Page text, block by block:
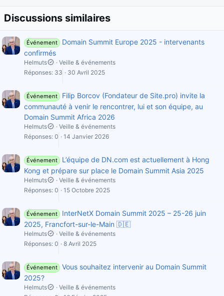
Discussions similaires
Événement
Domain Summit Europe 2025 - intervenants
confirmés
Helmuts
Veille & événements
Réponses 33 30 Avril 2025
Événement
Filip Borcov (Fondateur de Site.pro) invite la
communauté à venir le rencontrer, lui et son équipe, au
Domain Summit Africa 2026
Helmuts
Veille & événements
Réponses 0 14 Janvier 2026
Événement
L’équipe de DN.com est actuellement à Hong
Kong et prépare sur place le Domain Summit Asia 2025
Helmuts
Veille & événements
Réponses 0 15 Octobre 2025
Événement
InterNetX Domain Summit 2025 – 25-26 juin
2025, Francfort-sur-le-Main 🇩🇪
Helmuts
Veille & événements
Réponses 0 8 Avril 2025
Événement
Vous souhaitez intervenir au Domain Summit
2025?
Helmuts
Veille & événements